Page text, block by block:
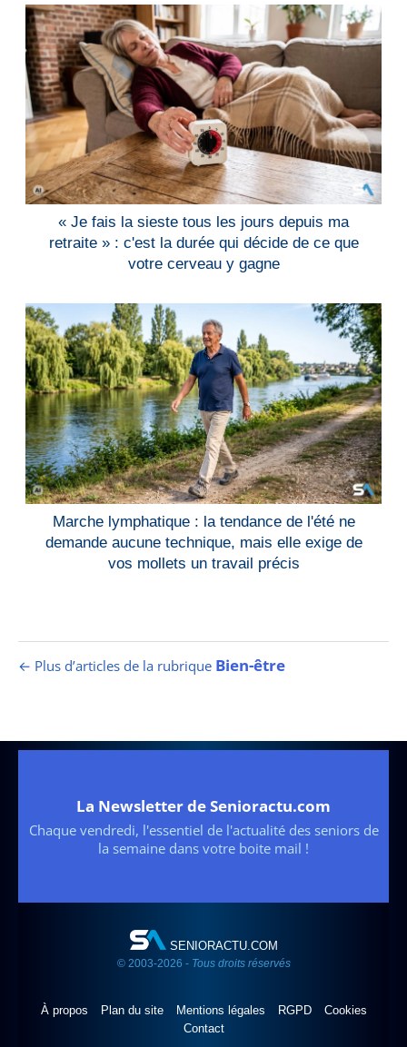
« Je fais la sieste tous les jours depuis ma
retraite » : c'est la durée qui décide de ce que
votre cerveau y gagne
Marche lymphatique : la tendance de l'été ne
demande aucune technique, mais elle exige de
vos mollets un travail précis
← Plus d’articles de la rubrique Bien-être
La Newsletter de Senioractu.com
Chaque vendredi, l'essentiel de l'actualité des seniors de
la semaine dans votre boite mail !
SENIORACTU.COM
© 2003-2026 - Tous droits réservés
À propos Plan du site Mentions légales RGPD
Cookies
Contact